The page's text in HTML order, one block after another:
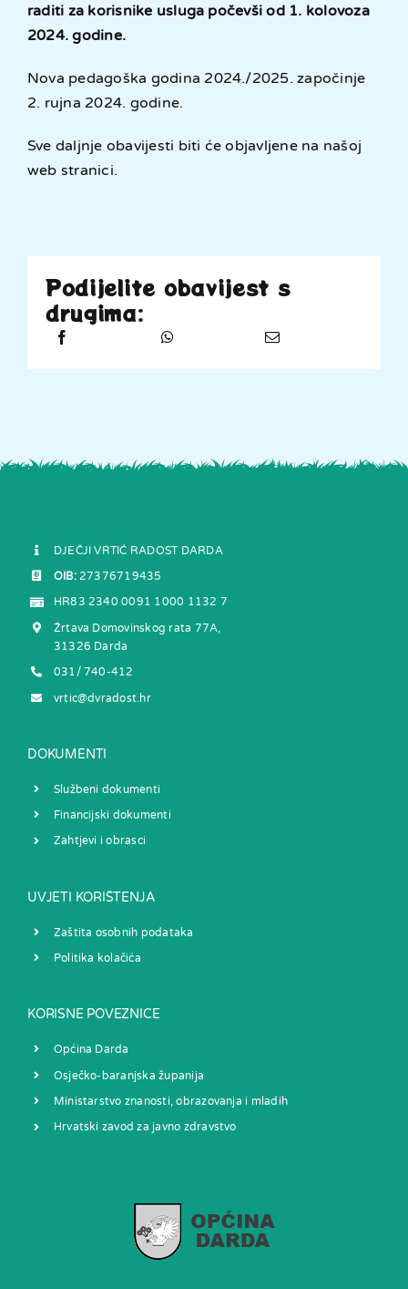
raditi za korisnike usluga počevši od 1. kolovoza
2024. godine.
Nova pedagoška godina 2024./2025. započinje
2. rujna 2024. godine.
Sve daljnje obavijesti biti će objavljene na našoj
web stranici.
Podijelite obavijest s
drugima:
DJEČJI VRTIĆ RADOST DARDA
OIB:27376719435
HR83 2340 0091 1000 1132 7
Žrtava Domovinskog rata 77A,
31326 Darda
031/ 740-412
vrtic@dvradost.hr
DOKUMENTI
Službeni dokumenti
Financijski dokumenti
Zahtjevi i obrasci
UVJETI KORIŠTENJA
Zaštita osobnih podataka
Politika kolačića
KORISNE POVEZNICE
Općina Darda
Osječko-baranjska županija
Ministarstvo znanosti, obrazovanja i mladih
Hrvatski zavod za javno zdravstvo